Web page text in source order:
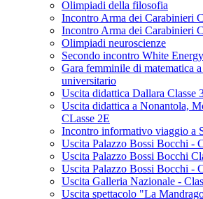
Olimpiadi della filosofia
Incontro Arma dei Carabinieri
Incontro Arma dei Carabinieri
Olimpiadi neuroscienze
Secondo incontro White
Gara femminile di matematica
universitario
Uscita didattica Dallara Classe
Uscita didattica a Nonantola,
CLasse 2E
Incontro informativo viaggio a
Uscita Palazzo Bossi Bocchi -
Uscita Palazzo Bossi Bocchi
Uscita Palazzo Bossi Bocchi -
Uscita Galleria Nazionale -
Uscita spettacolo "La